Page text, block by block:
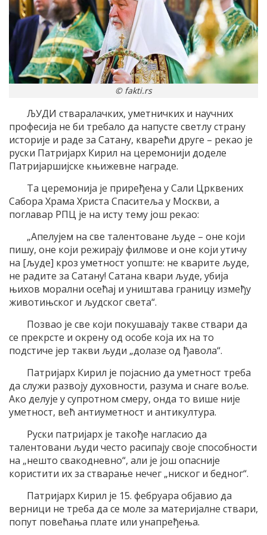
© fakti.rs
ЉУДИ стваралачких, уметничких и научних
професија не би требало да напусте светлу страну
историје и раде за Сатану, кварећи друге – рекао је
руски Патријарх Кирил на церемонији доделе
Патријаршијске књижевне награде.
Та церемонија је приређена у Сали Црквених
Сабора Храма Христа Спаситеља у Москви, а
поглавар РПЦ је на исту тему још рекао:
„Апелујем на све талентоване људе – оне који
пишу, оне који режирају филмове и оне који утичу
на [људе] кроз уметност уопште: не кварите људе,
не радите за Сатану! Сатана квари људе, убија
њихов морални осећај и уништава границу између
животињског и људског света“.
Позвао је све који покушавају такве ствари да
се прекрсте и окрену од особе која их на то
подстиче јер такви људи „долазе од ђавола“.
Патријарх Кирил је појаснио да уметност треба
да служи развоју духовности, разума и снаге воље.
Ако делује у супротном смеру, онда то више није
уметност, већ антиуметност и антикултура.
Руски патријарх је такође нагласио да
талентовани људи често расипају своје способности
на „нешто свакодневно“, али је још опасније
користити их за стварање нечег „ниског и бедног“.
Патријарх Кирил је 15. фебруара објавио да
верници не треба да се моле за материјалне ствари,
попут повећања плате или унапређења.